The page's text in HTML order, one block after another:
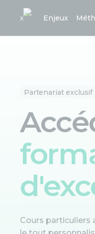
x Enjeux
Partenariat exclusif
Cours particuliers